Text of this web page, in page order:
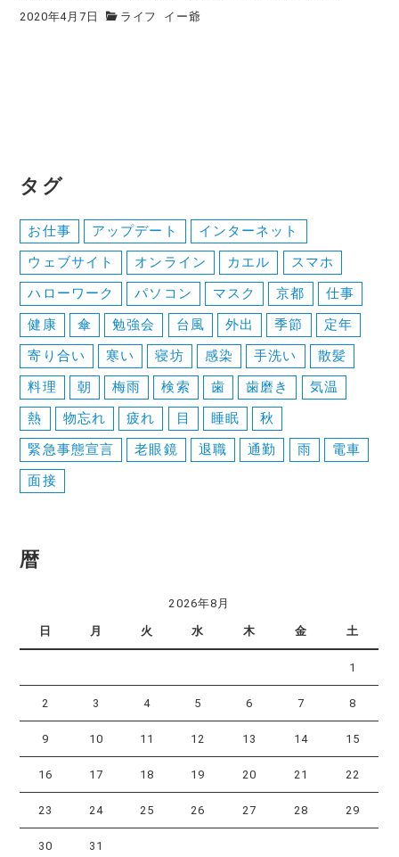
2020年4月7日 ライフ イー爺
タグ
お仕事 アップデート
インターネット
ウェブサイト
オンライン カエル
スマホ
ハローワーク
パソコン マスク 京都
仕事
健康
傘 勉強会 台風 外出 季節
定年
寄り合い
寒い 寝坊 感染 手洗い
散髪
料理
朝 梅雨 検索 歯 歯磨き
気温
熱
物忘れ 疲れ 目 睡眠
秋
緊急事態宣言
老眼鏡 退職 通勤 雨
電車
面接
暦
2026年8月
日 月 火 水 木 金 土
1
2 3 4 5 6 7 8
9 10 11 12 13 14 15
16 17 18 19 20 21 22
23 24 25 26 27 28 29
30 31